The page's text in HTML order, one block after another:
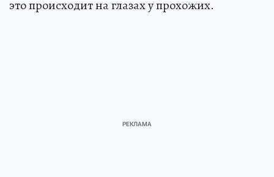
это происходит на глазах у прохожих.